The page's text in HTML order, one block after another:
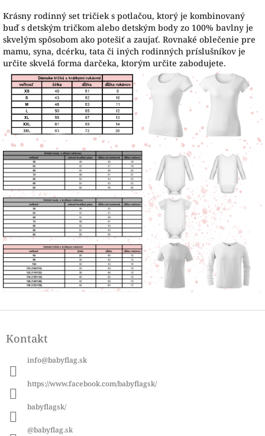
Krásny rodinný set tričiek s potlačou, ktorý je kombinovaný
buď s detským tričkom alebo detským body zo 100% bavlny je
skvelým spôsobom ako potešiť a zaujať. Rovnaké oblečenie pre
mamu, syna, dcérku, tata či iných rodinných príslušníkov je
určite skvelá forma darčeka, ktorým určite zabodujete.
pKontakt
info@babyflag.sk
https://www.facebook.com/babyflagsk/
babyflagsk/
@babyflag.sk